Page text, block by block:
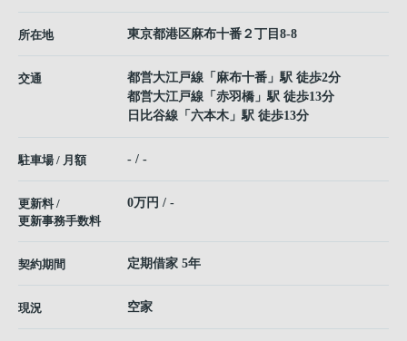
所在地 東京都港区麻布十番 ２丁目8-8
交通 都営大江戸線 「 麻布十番 」駅 徒歩2分
都営大江戸線 「 赤羽橋 」駅 徒歩13分
日比谷線 「 六本木 」駅 徒歩13分
駐車場 / 月額 - / -
更新料 /
更新事務手数料
0万円 / -
契約期間 定期借家 5年
現況 空家